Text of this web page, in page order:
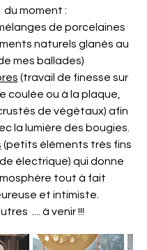
du moment :
de porcelaines
naturels glanés au
mes ballades)
(travail de finesse sur
coulée ou à la plaque,
de végétaux) afin
la lumière des bougies.
(petits éléments très fins
électrique) qui donne
tout à fait
et intimiste.
.... à venir !!!